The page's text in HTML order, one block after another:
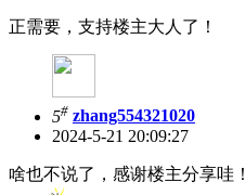
正需要，支持楼主大人了！
5# zhang554321020
2024-5-21 20:09:27
啥也不说了，感谢楼主分享哇！